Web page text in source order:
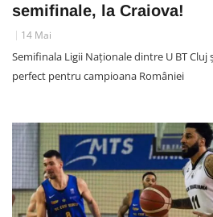
semifinale, la Craiova!
14 Mai
Semifinala Ligii Naționale dintre U BT Cluj
perfect pentru campioana României